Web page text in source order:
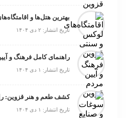
تاریخ انتشار: ۲ دی ۱۴۰۴
تاریخ انتشار: ۱ دی ۱۴۰۴
تاریخ انتشار: ۱ دی ۱۴۰۴